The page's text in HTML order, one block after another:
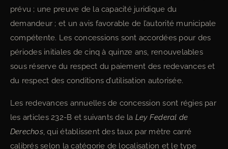
prévu ; une preuve de la capacité juridique du
demandeur ; et un avis favorable de l’autorité municipale
compétente. Les concessions sont accordées pour des
périodes initiales de cinq à quinze ans, renouvelables
sous réserve du respect du paiement des redevances et
du respect des conditions d’utilisation autorisée.
Les redevances annuelles de concession sont régies par
les articles 232-B et suivants de la Ley Federal de
Derechos, qui établissent des taux par mètre carré
calibrés selon la catégorie de localisation et le type